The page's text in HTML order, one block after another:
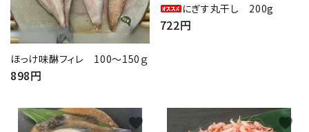
ほっけ味醂フィレ 100～150ｇ
898円
にぎす丸干し 200g
722円
favorite favorite